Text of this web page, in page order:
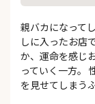
親バカになって
しに入ったお店
か、運命を感じ
っていく一方。
を見せてしまう